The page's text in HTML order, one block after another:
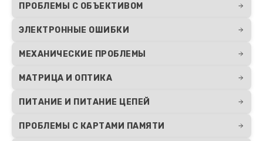
ПРОБЛЕМЫ С ОБЪЕКТИВОМ
ЭЛЕКТРОННЫЕ ОШИБКИ
МЕХАНИЧЕСКИЕ ПРОБЛЕМЫ
МАТРИЦА И ОПТИКА
ПИТАНИЕ И ПИТАНИЕ ЦЕПЕЙ
ПРОБЛЕМЫ С КАРТАМИ ПАМЯТИ